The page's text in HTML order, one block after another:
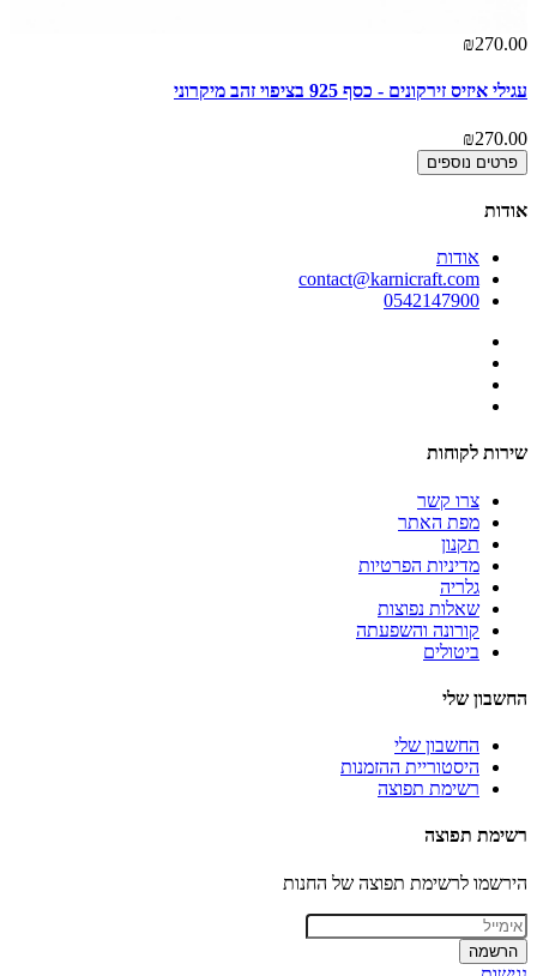
₪270.00
עגילי איזיס זירקונים - כסף 925 בציפוי זהב מיקרוני
₪270.00
פרטים נוספים
אודות
אודות
contact@karnicraft.com
0542147900
שירות לקוחות
צרו קשר
מפת האתר
תקנון
מדיניות הפרטיות
גלריה
שאלות נפוצות
קורונה והשפעתה
ביטולים
החשבון שלי
החשבון שלי
היסטוריית ההזמנות
רשימת תפוצה
רשימת תפוצה
הירשמו לרשימת תפוצה של החנות
הרשמה